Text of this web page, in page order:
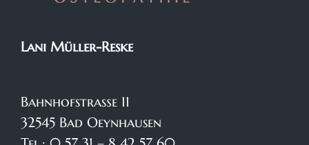
Lani Müller-Reske
Bahnhofstraße 11
32545 Bad Oeynhausen